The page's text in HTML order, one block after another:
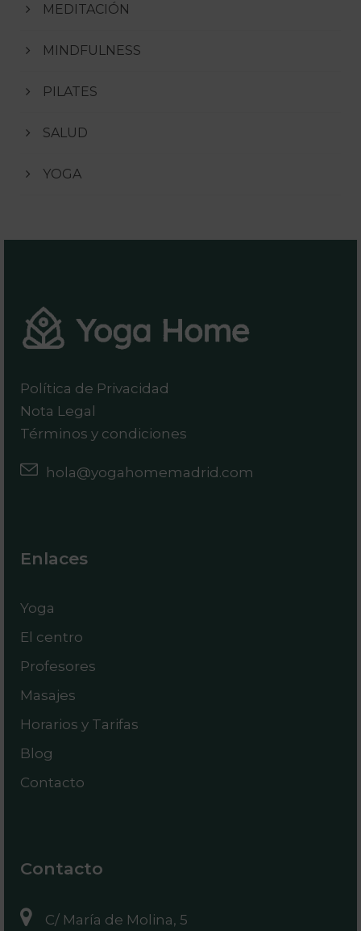
MEDITACIÓN
MINDFULNESS
PILATES
SALUD
YOGA
Política de Privacidad
Nota Legal
Términos y condiciones
hola@yogahomemadrid.com
Enlaces
Yoga
El centro
Profesores
Masajes
Horarios y Tarifas
Blog
Contacto
Contacto
C/ María de Molina, 5